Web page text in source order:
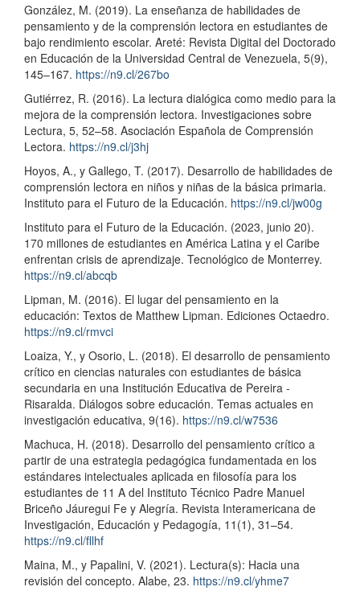
González, M. (2019). La enseñanza de habilidades de
pensamiento y de la comprensión lectora en estudiantes de
bajo rendimiento escolar. Areté: Revista Digital del Doctorado
en Educación de la Universidad Central de Venezuela, 5(9),
145–167. https://n9.cl/267bo
Gutiérrez, R. (2016). La lectura dialógica como medio para la
mejora de la comprensión lectora. Investigaciones sobre
Lectura, 5, 52–58. Asociación Española de Comprensión
Lectora. https://n9.cl/j3hj
Hoyos, A., y Gallego, T. (2017). Desarrollo de habilidades de
comprensión lectora en niños y niñas de la básica primaria.
Instituto para el Futuro de la Educación. https://n9.cl/jw00g
Instituto para el Futuro de la Educación. (2023, junio 20).
170 millones de estudiantes en América Latina y el Caribe
enfrentan crisis de aprendizaje. Tecnológico de Monterrey.
https://n9.cl/abcqb
Lipman, M. (2016). El lugar del pensamiento en la
educación: Textos de Matthew Lipman. Ediciones Octaedro.
https://n9.cl/rmvci
Loaiza, Y., y Osorio, L. (2018). El desarrollo de pensamiento
crítico en ciencias naturales con estudiantes de básica
secundaria en una Institución Educativa de Pereira -
Risaralda. Diálogos sobre educación. Temas actuales en
investigación educativa, 9(16). https://n9.cl/w7536
Machuca, H. (2018). Desarrollo del pensamiento crítico a
partir de una estrategia pedagógica fundamentada en los
estándares intelectuales aplicada en filosofía para los
estudiantes de 11 A del Instituto Técnico Padre Manuel
Briceño Jáuregui Fe y Alegría. Revista Interamericana de
Investigación, Educación y Pedagogía, 11(1), 31–54.
https://n9.cl/fllhf
Maina, M., y Papalini, V. (2021). Lectura(s): Hacia una
revisión del concepto. Alabe, 23. https://n9.cl/yhme7